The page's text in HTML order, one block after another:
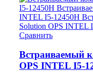
Сравнить
Встраиваемый
OPS INTEL I5-